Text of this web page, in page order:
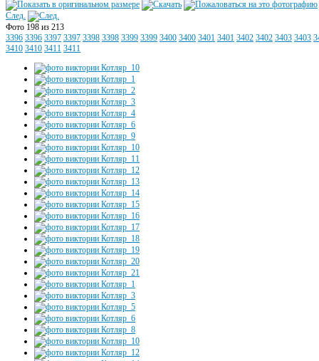
След.
Фото 198 из 213
3396 3396 3397 3397 3398 3398 3399 3399 3400 3400 3401 3401 3402 3402 3403 3403
3410 3410 3411 3411